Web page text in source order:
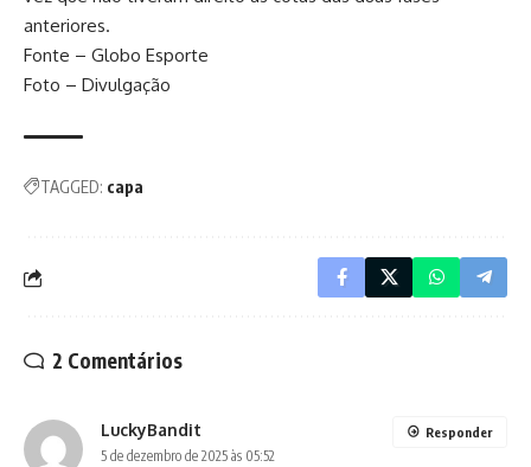
anteriores.
Fonte – Globo Esporte
Foto – Divulgação
TAGGED: capa
2 Comentários
LuckyBandit
5 de dezembro de 2025 às 05:52
Responder